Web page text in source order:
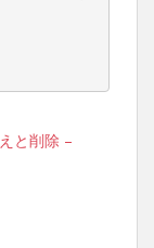
と削除 –